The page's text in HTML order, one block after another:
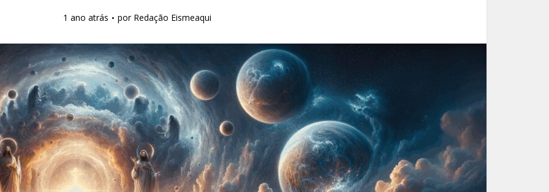
1 ano atrás por Redação Eismeaqui